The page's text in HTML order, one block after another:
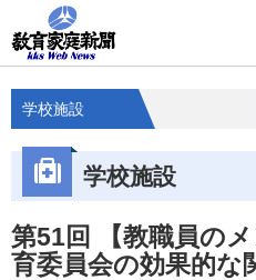
学校施設
学校施設
第51回 【教職員の
育委員会の効果的な